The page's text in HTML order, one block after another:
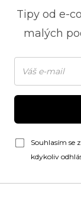
Tipy od e-
malých
Souhlasím se
kdykoliv